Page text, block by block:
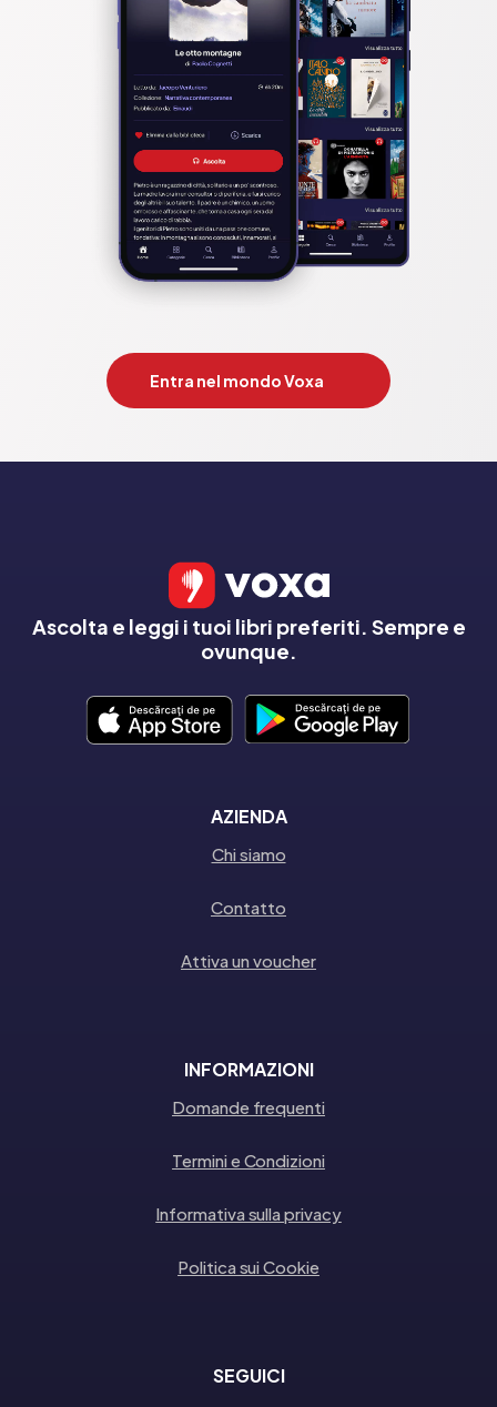
Entra nel mondo Voxa
Ascolta e leggi i tuoi libri preferiti. Sempre e
ovunque.
AZIENDA
Chi siamo
Contatto
Attiva un voucher
INFORMAZIONI
Domande frequenti
Termini e Condizioni
Informativa sulla privacy
Politica sui Cookie
SEGUICI